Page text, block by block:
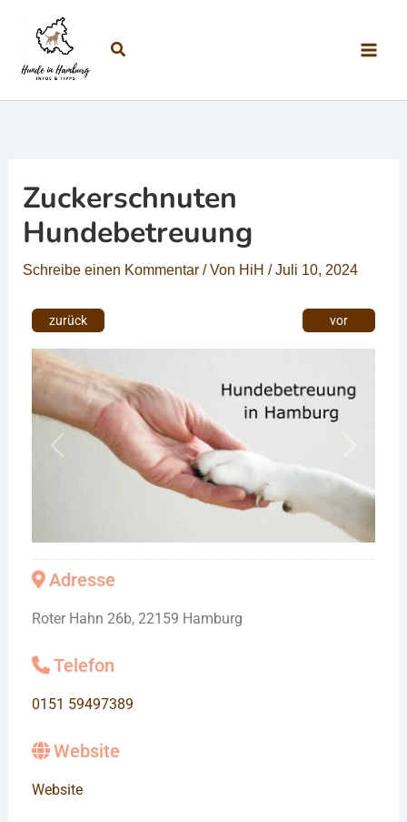
Suchen
Zuckerschnuten
Hundebetreuung
Schreibe einen Kommentar / Von HiH /Juli 10, 2024
Vorheriges
Adresse
Roter Hahn 26b, 22159 Hamburg
Telefon
0151 59497389
Website
Website